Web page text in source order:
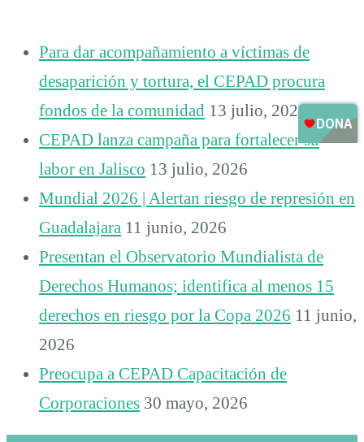
Para dar acompañamiento a víctimas de
desaparición y tortura, el CEPAD procura
fondos de la comunidad 13 julio, 2026
CEPAD lanza campaña para fortalecer su
labor en Jalisco 13 julio, 2026
Mundial 2026 | Alertan riesgo de represión en
Guadalajara 11 junio, 2026
Presentan el Observatorio Mundialista de
Derechos Humanos; identifica al menos 15
derechos en riesgo por la Copa 2026 11 junio,
2026
Preocupa a CEPAD Capacitación de
Corporaciones 30 mayo, 2026